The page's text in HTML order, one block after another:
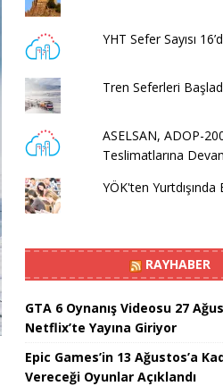
YHT Sefer Sayısı
Tren Seferleri
ASELSAN, ADOP-
Teslimatlarına
YÖK'ten Yurtdışında
RAYHABER
GTA 6 Oynanış Videosu 27
Netflix’te Yayına Giriyor
Epic Games’in 13 Ağustos’a
Vereceği Oyunlar Açıklandı